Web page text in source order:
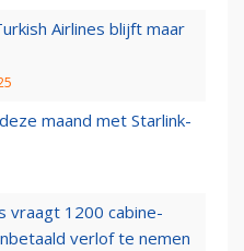
Airlines blijft maar
maand met Starlink-
vraagt 1200 cabine-
verlof te nemen